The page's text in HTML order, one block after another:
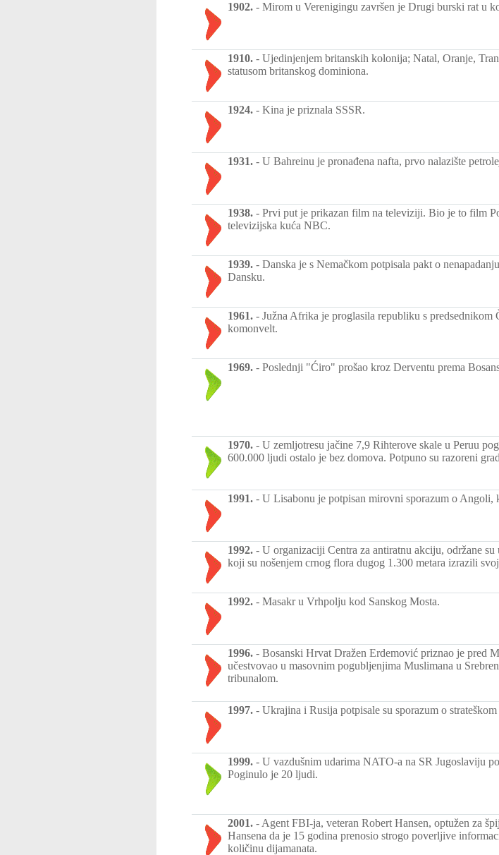
1902. - Mirom u Verenigingu završen je Drugi burski rat u
1910. - Ujedinjenjem britanskih kolonija; Natal, Oranje,
statusom britanskog dominiona.
1924. - Kina je priznala SSSR.
1931. - U Bahreinu je pronađena nafta, prvo nalazište
1938. - Prvi put je prikazan film na televiziji. Bio je to film
televizijska kuća NBC.
1939. - Danska je s Nemačkom potpisala pakt o
Dansku.
1961. - Južna Afrika je proglasila republiku s
komonvelt.
1969. - Poslednji "Ćiro" prošao kroz Derventu prema
1970. - U zemljotresu jačine 7,9 Rihterove skale u Peruu
600.000 ljudi ostalo je bez domova. Potpuno su razoreni
1991. - U Lisabonu je potpisan mirovni sporazum o Angoli,
1992. - U organizaciji Centra za antiratnu akciju, održane
koji su nošenjem crnog flora dugog 1.300 metara izrazili
1992. - Masakr u Vrhpolju kod Sanskog Mosta.
1996. - Bosanski Hrvat Dražen Erdemović priznao je pred
učestvovao u masovnim pogubljenjima Muslimana u
tribunalom.
1997. - Ukrajina i Rusija potpisale su sporazum o strateškom
1999. - U vazdušnim udarima NATO-a na SR Jugoslaviju
Poginulo je 20 ljudi.
2001. - Agent FBI-ja, veteran Robert Hansen, optužen za
Hansena da je 15 godina prenosio strogo poverljive
količinu dijamanata.